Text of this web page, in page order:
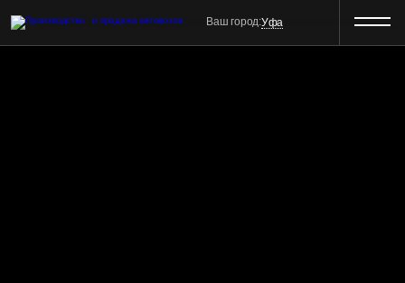
Ваш город:Уфа